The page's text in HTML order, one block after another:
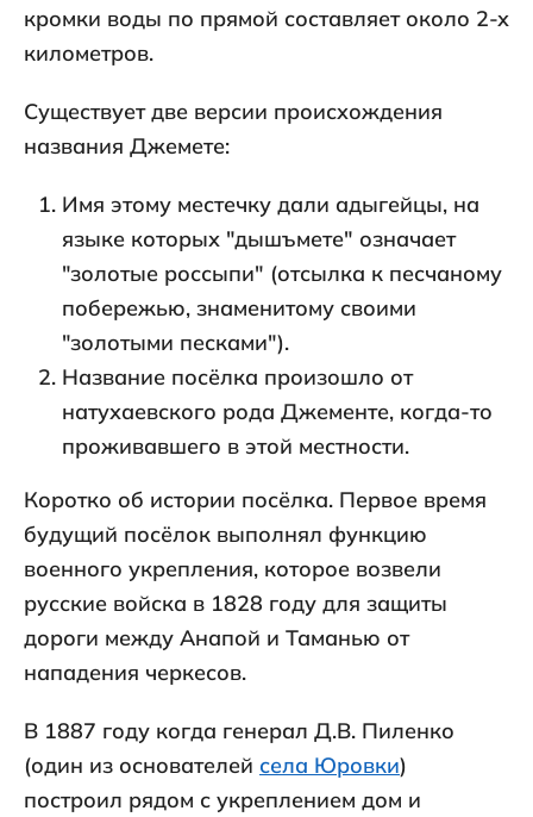
кромки воды по прямой составляет около 2-х
километров.
Существует две версии происхождения
названия Джемете:
Имя этому местечку дали адыгейцы, на
языке которых "дышъмете" означает
"золотые россыпи" (отсылка к песчаному
побережью, знаменитому своими
"золотыми песками").
Название посёлка произошло от
натухаевского рода Джементе, когда-то
проживавшего в этой местности.
Коротко об истории посёлка. Первое время
будущий посёлок выполнял функцию
военного укрепления, которое возвели
русские войска в 1828 году для защиты
дороги между Анапой и Таманью от
нападения черкесов.
В 1887 году когда генерал Д.В. Пиленко
(один из основателей села Юровки)
построил рядом с укреплением дом и